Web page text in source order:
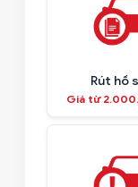
Rút hồ
Giá từ